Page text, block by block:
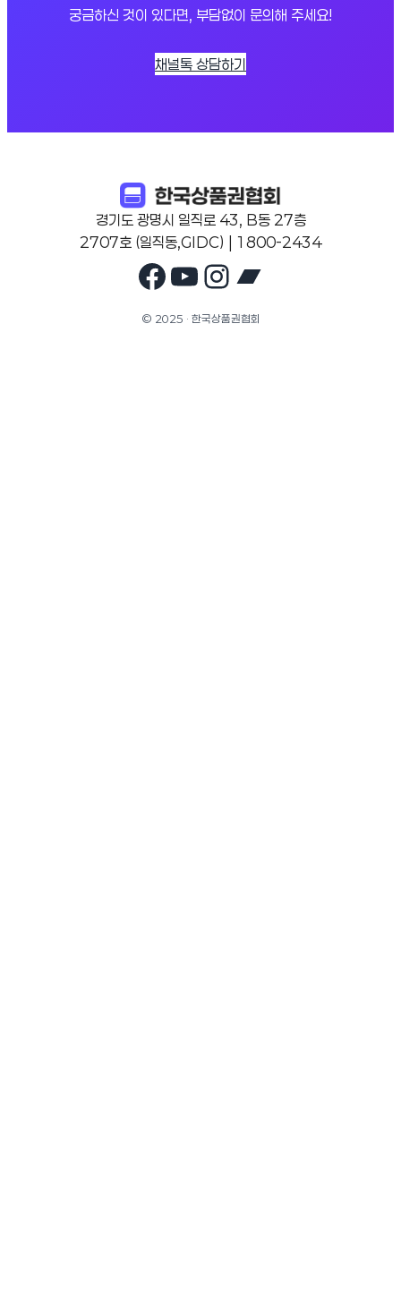
궁금하신 것이 있다면, 부담없이 문의해 주세요!
채널톡 상담하기
경기도 광명시 일직로 43, B동 27층
2707호 (일직동,GIDC) | 1800-2434
Facebook
YouTube
Instagram
© 2025 · 한국상품권협회